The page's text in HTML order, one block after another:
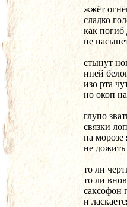
жжёт
сладко
как погиб
не
стынут
иней
изо рта
но окоп
глупо
связки
на
не
то ли
то ли
саксофон
и